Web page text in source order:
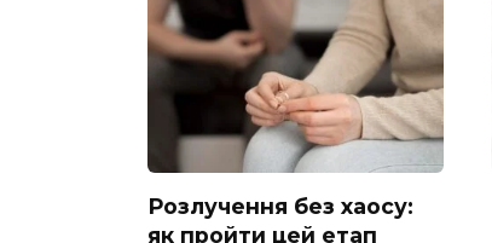
Розлучення без хаосу:
як пройти цей етап